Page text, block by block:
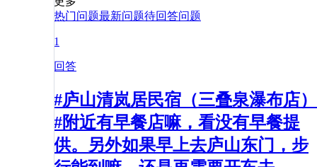
热门问题最新问题待回答问题
1
回答
#庐山清岚居民宿（三叠泉瀑布店）
#附近有早餐店嘛，看没有早餐提
供。另外如果早上去庐山东门，步